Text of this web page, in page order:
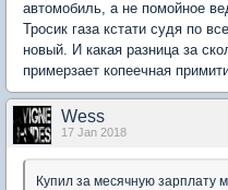
автомобиль, а не помойное
Тросик газа кстати судя по
новый. И какая разница за
примерзает копеечная
Wess
17 Jan 2018
Купил за месячную зарплату